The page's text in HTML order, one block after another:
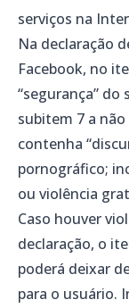
serviços na
Na declaração
Facebook, no
“segurança”
subitem 7 a
contenha
pornográfico;
ou violência
Caso houver
declaração, o
poderá deixar
para o usuário.